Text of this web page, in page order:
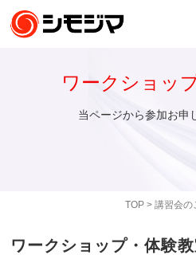
TOP> 講習会の
ワークショッ
当ページから参加お申
ワークショップ・体験